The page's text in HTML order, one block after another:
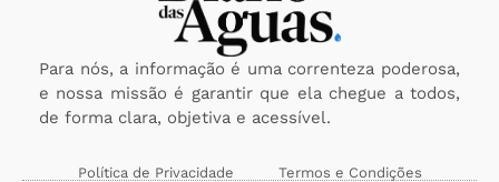
Para nós, a informação é uma correnteza poderosa,
e nossa missão é garantir que ela chegue a todos,
de forma clara, objetiva e acessível.
Política de Privacidade Termos e Condições